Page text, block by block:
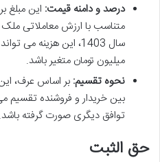
درصد و دامنه قیمت: این مبلغ
متناسب با ارزش معاملاتی
سال 1403، این هزینه
میلیون تومان متغیر باشد.
نحوه تقسیم:
بین خریدار و فروشنده تقسیم
توافق دیگری صورت گرفته باشد.
حق الثبت